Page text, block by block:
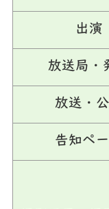
出演
放送局・
放送・
告知ペ